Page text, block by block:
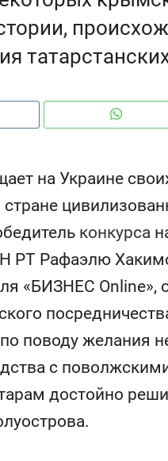
на Украине
стране
конкурса
РТ Рафаэлю
«БИЗНЕС Online»,
поводу желания
с
достойно
рынки, почему надо знать
чем интересен Оман?
за волной: как